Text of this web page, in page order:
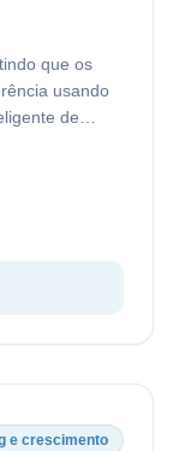
que os
usando
de
e crescimento